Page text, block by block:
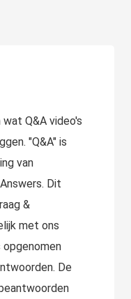
Q&A video's
"Q&A" is
van
Dit
&
met ons
opgenomen
De